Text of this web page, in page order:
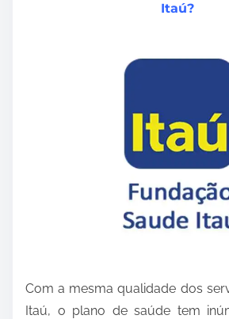
Itaú?
Com a mesma qualidade dos
Itaú, o plano de saúde tem